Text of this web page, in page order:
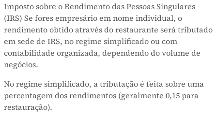
Imposto sobre o Rendimento das Pessoas Singulares
(IRS) Se fores empresário em nome individual, o
rendimento obtido através do restaurante será tributado
em sede de IRS, no regime simplificado ou com
contabilidade organizada, dependendo do volume de
negócios.
No regime simplificado, a tributação é feita sobre uma
percentagem dos rendimentos (geralmente 0,15 para
restauração).